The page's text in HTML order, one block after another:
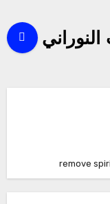
remove